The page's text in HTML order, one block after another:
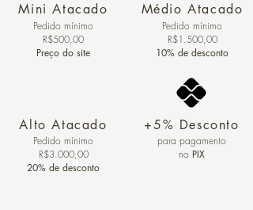
Mini Atacado
Pedido ​mínimo
R$500,00
Preço do site
Alto Atacado
Pedido mínimo
R$3.000,00
20% de desconto
Médio Atacado
Pedido mínimo
R$1.500,00
10% de desconto
+5% Desconto
para pagamento
no PIX